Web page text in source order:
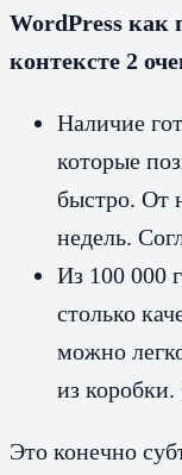
WordPress как
контексте 2
Наличие
которые
быстро. От
недель.
Из 100 000
столько
можно
из коробки.
Это конечно